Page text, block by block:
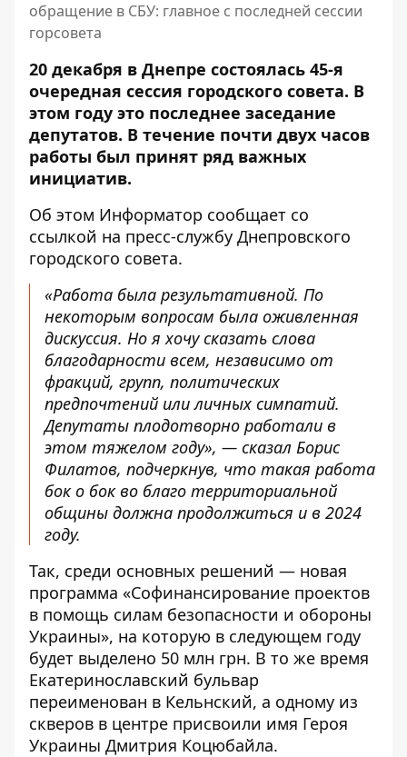
обращение в СБУ: главное с последней сессии
горсовета
20 декабря в Днепре состоялась 45-я
очередная сессия городского совета. В
этом году это последнее заседание
депутатов. В течение почти двух часов
работы был принят ряд важных
инициатив.
Об этом Информатор сообщает со
ссылкой на пресс-службу Днепровского
городского совета.
«Работа была результативной. По
некоторым вопросам была оживленная
дискуссия. Но я хочу сказать слова
благодарности всем, независимо от
фракций, групп, политических
предпочтений или личных симпатий.
Депутаты плодотворно работали в
этом тяжелом году», — сказал Борис
Филатов, подчеркнув, что такая работа
бок о бок во благо территориальной
общины должна продолжиться и в 2024
году.
Так, среди основных решений — новая
программа «Софинансирование проектов
в помощь силам безопасности и обороны
Украины», на которую в следующем году
будет выделено 50 млн грн. В то же время
Екатеринославский бульвар
переименован в Кельнский, а одному из
скверов в центре присвоили имя Героя
Украины Дмитрия Коцюбайла.